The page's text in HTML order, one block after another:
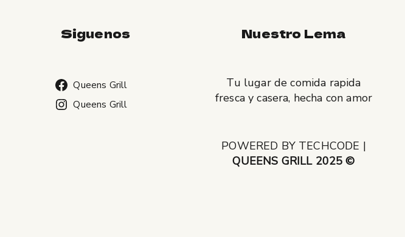
Siguenos
Queens Grill
Queens Grill
Nuestro Lema
Tu lugar de comida rapida
fresca y casera, hecha con amor
POWERED BY TECHCODE |
QUEENS GRILL2025 ©